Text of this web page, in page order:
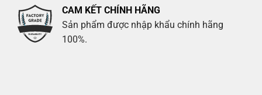
CAM KẾT CHÍNH HÃNG
Sản phẩm được nhập khẩu chính hãng
100%.